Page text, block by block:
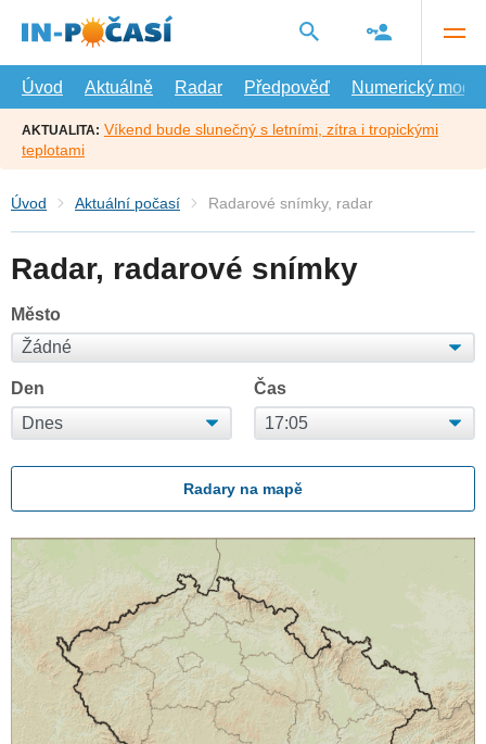
hlavní
Úvod
Aktuálně Radar Předpověď Numerický model
AKTUALITA: Víkend bude slunečný s letními, zítra i tropickými
teplotami
Úvod Aktuální počasí Radarové snímky, radar
Radar, radarové snímky
Město
Den Čas
Radary na mapě